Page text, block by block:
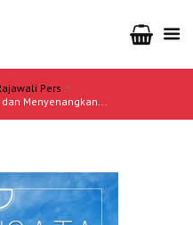
Pers
Menyenangkan...